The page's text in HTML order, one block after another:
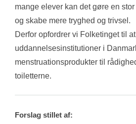
mange elever kan det gøre en
og skabe mere tryghed og trivsel.
Derfor opfordrer vi Folketinget til
uddannelsesinstitutioner i
menstruationsprodukter til
toiletterne.
Forslag stillet af: